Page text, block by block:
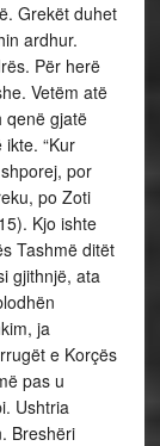
Grekët duhet
ardhur.
Për herë
Vetëm atë
qenë gjatë
“Kur
por
po Zoti
Kjo ishte
Tashmë ditët
gjithnjë, ata
ja
e Korçës
pas u
Ushtria
Breshëri